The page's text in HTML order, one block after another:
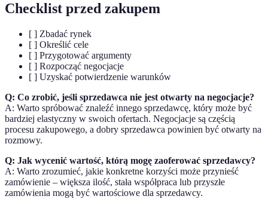
Checklist przed zakupem
[ ] Zbadać rynek
[ ] Określić cele
[ ] Przygotować argumenty
[ ] Rozpocząć negocjacje
[ ] Uzyskać potwierdzenie warunków
Q: Co zrobić, jeśli sprzedawca nie jest otwarty na negocjacje?
A: Warto spróbować znaleźć innego sprzedawcę, który może być
bardziej elastyczny w swoich ofertach. Negocjacje są częścią
procesu zakupowego, a dobry sprzedawca powinien być otwarty na
rozmowy.
Q: Jak wycenić wartość, którą mogę zaoferować sprzedawcy?
A: Warto zrozumieć, jakie konkretne korzyści może przynieść
zamówienie – większa ilość, stała współpraca lub przyszłe
zamówienia mogą być wartościowe dla sprzedawcy.